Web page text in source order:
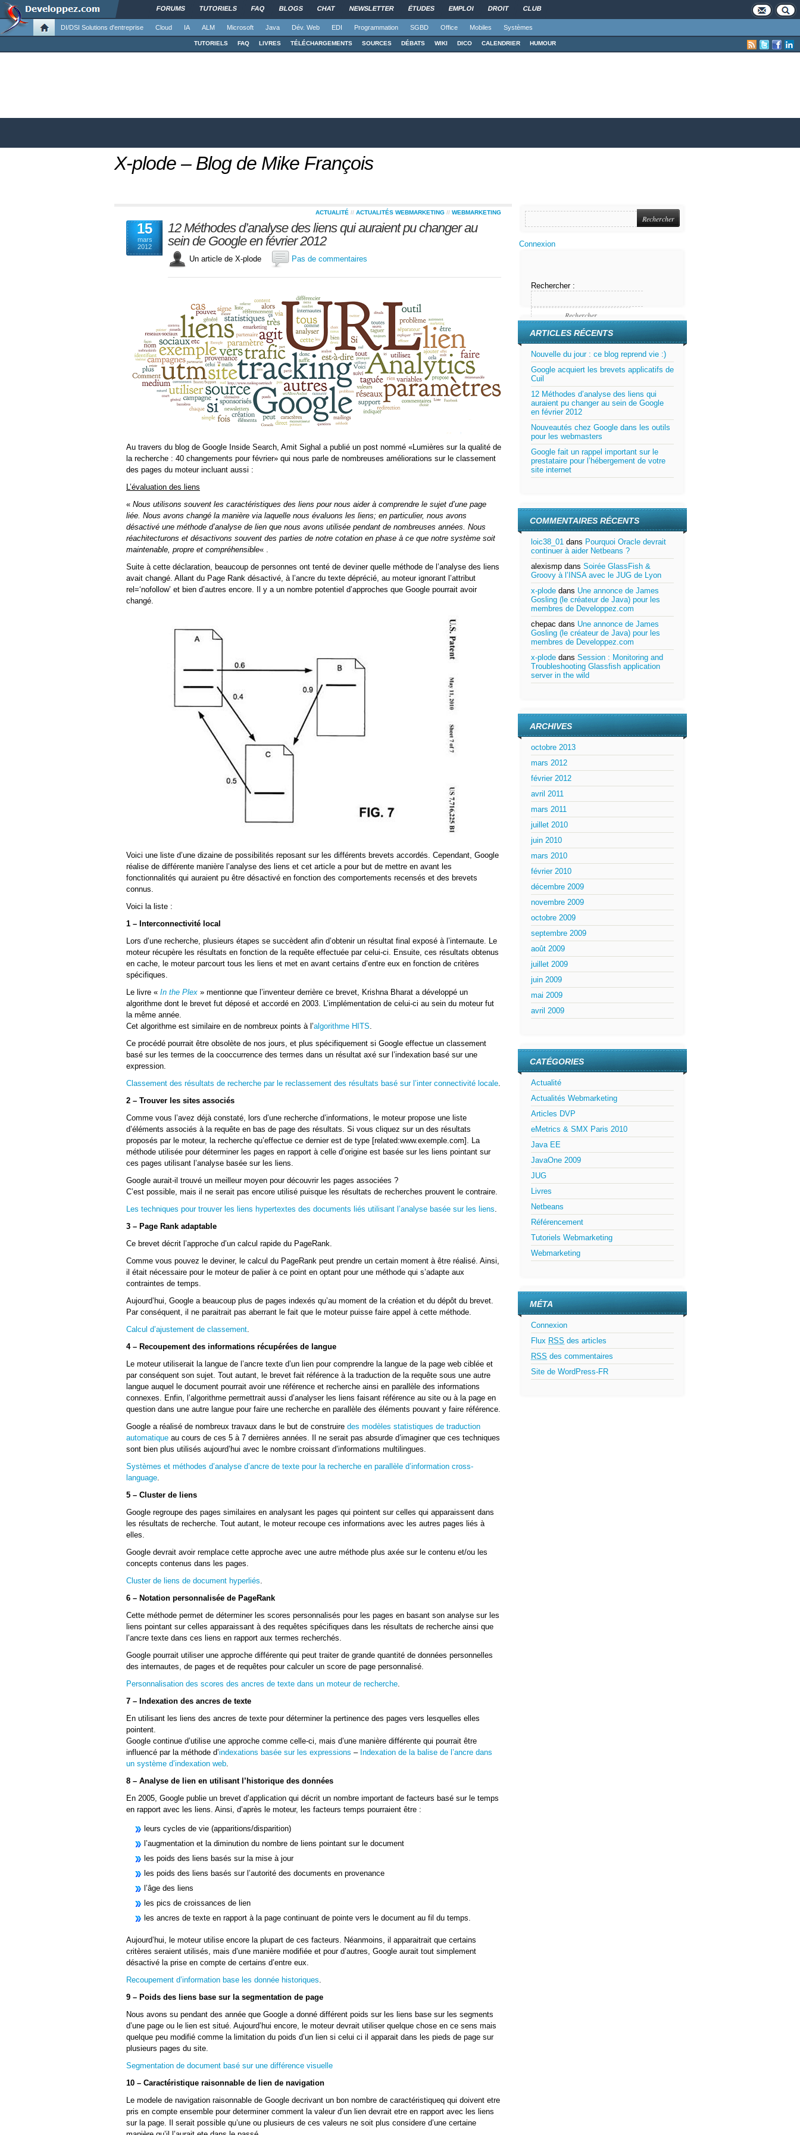
FORUMS TUTORIELS FAQ BLOGS CHAT NEWSLETTER ÉTUDES EMPLOI DROIT CLUB
DI/DSI Solutions d'entreprise Cloud IA ALM Microsoft Java Dév. Web EDI Programmation SGBD Office Mobiles Systèmes
TUTORIELS FAQ LIVRES TÉLÉCHARGEMENTS SOURCES DÉBATS WIKI DICO CALENDRIER HUMOUR
X-plode – Blog de Mike François
15
mars
2012
ACTUALITÉ // ACTUALITÉS WEBMARKETING // WEBMARKETING
12 Méthodes d’analyse des liens qui auraient pu changer au
sein de Google en février 2012
Un article de X-plode Pas de commentaires
Au travers du blog de Google Inside Search, Amit Sighal a publié un post nommé «Lumières sur la qualité de
la recherche : 40 changements pour février» qui nous parle de nombreuses améliorations sur le classement
des pages du moteur incluant aussi :
L’évaluation des liens
« Nous utilisons souvent les caractéristiques des liens pour nous aider à comprendre le sujet d’une page
liée. Nous avons changé la manière via laquelle nous évaluons les liens; en particulier, nous avons
désactivé une méthode d’analyse de lien que nous avons utilisée pendant de nombreuses années. Nous
réachitecturons et désactivons souvent des parties de notre cotation en phase à ce que notre système soit
maintenable, propre et compréhensible« .
Suite à cette déclaration, beaucoup de personnes ont tenté de deviner quelle méthode de l’analyse des liens
avait changé. Allant du Page Rank désactivé, à l’ancre du texte déprécié, au moteur ignorant l’attribut
rel=‘nofollow’ et bien d’autres encore. Il y a un nombre potentiel d’approches que Google pourrait avoir
changé.
Voici une liste d’une dizaine de possibilités reposant sur les différents brevets accordés. Cependant, Google
réalise de différente manière l’analyse des liens et cet article a pour but de mettre en avant les
fonctionnalités qui auraient pu être désactivé en fonction des comportements recensés et des brevets
connus.
Voici la liste :
1 – Interconnectivité local
Lors d’une recherche, plusieurs étapes se succèdent afin d’obtenir un résultat final exposé à l’internaute. Le
moteur récupère les résultats en fonction de la requête effectuée par celui-ci. Ensuite, ces résultats obtenus
en cache, le moteur parcourt tous les liens et met en avant certains d’entre eux en fonction de critères
spécifiques.
Le livre « In the Plex » mentionne que l’inventeur derrière ce brevet, Krishna Bharat a développé un
algorithme dont le brevet fut déposé et accordé en 2003. L’implémentation de celui-ci au sein du moteur fut
la même année.
Cet algorithme est similaire en de nombreux points à l’algorithme HITS.
Ce procédé pourrait être obsolète de nos jours, et plus spécifiquement si Google effectue un classement
basé sur les termes de la cooccurrence des termes dans un résultat axé sur l’indexation basé sur une
expression.
Classement des résultats de recherche par le reclassement des résultats basé sur l’inter connectivité locale.
2 – Trouver les sites associés
Comme vous l’avez déjà constaté, lors d’une recherche d’informations, le moteur propose une liste
d’éléments associés à la requête en bas de page des résultats. Si vous cliquez sur un des résultats
proposés par le moteur, la recherche qu’effectue ce dernier est de type [related:www.exemple.com]. La
méthode utilisée pour déterminer les pages en rapport à celle d’origine est basée sur les liens pointant sur
ces pages utilisant l’analyse basée sur les liens.
Google aurait-il trouvé un meilleur moyen pour découvrir les pages associées ?
C’est possible, mais il ne serait pas encore utilisé puisque les résultats de recherches prouvent le contraire.
Les techniques pour trouver les liens hypertextes des documents liés utilisant l’analyse basée sur les liens.
3 – Page Rank adaptable
Ce brevet décrit l’approche d’un calcul rapide du PageRank.
Comme vous pouvez le deviner, le calcul du PageRank peut prendre un certain moment à être réalisé. Ainsi,
il était nécessaire pour le moteur de palier à ce point en optant pour une méthode qui s’adapte aux
contraintes de temps.
Aujourd’hui, Google a beaucoup plus de pages indexés qu’au moment de la création et du dépôt du brevet.
Par conséquent, il ne paraitrait pas aberrant le fait que le moteur puisse faire appel à cette méthode.
Calcul d’ajustement de classement.
4 – Recoupement des informations récupérées de langue
Le moteur utiliserait la langue de l’ancre texte d’un lien pour comprendre la langue de la page web ciblée et
par conséquent son sujet. Tout autant, le brevet fait référence à la traduction de la requête sous une autre
langue auquel le document pourrait avoir une référence et recherche ainsi en parallèle des informations
connexes. Enfin, l’algorithme permettrait aussi d’analyser les liens faisant référence au site ou à la page en
question dans une autre langue pour faire une recherche en parallèle des éléments pouvant y faire référence.
Google a réalisé de nombreux travaux dans le but de construire des modèles statistiques de traduction
automatique au cours de ces 5 à 7 dernières années. Il ne serait pas absurde d’imaginer que ces techniques
sont bien plus utilisés aujourd’hui avec le nombre croissant d’informations multilingues.
Systèmes et méthodes d’analyse d’ancre de texte pour la recherche en parallèle d’information cross-
language.
5 – Cluster de liens
Google regroupe des pages similaires en analysant les pages qui pointent sur celles qui apparaissent dans
les résultats de recherche. Tout autant, le moteur recoupe ces informations avec les autres pages liés à
elles.
Google devrait avoir remplace cette approche avec une autre méthode plus axée sur le contenu et/ou les
concepts contenus dans les pages.
Cluster de liens de document hyperliés.
6 – Notation personnalisée de PageRank
Cette méthode permet de déterminer les scores personnalisés pour les pages en basant son analyse sur les
liens pointant sur celles apparaissant à des requêtes spécifiques dans les résultats de recherche ainsi que
l’ancre texte dans ces liens en rapport aux termes recherchés.
Google pourrait utiliser une approche différente qui peut traiter de grande quantité de données personnelles
des internautes, de pages et de requêtes pour calculer un score de page personnalisé.
Personnalisation des scores des ancres de texte dans un moteur de recherche.
7 – Indexation des ancres de texte
En utilisant les liens des ancres de texte pour déterminer la pertinence des pages vers lesquelles elles
pointent.
Google continue d’utilise une approche comme celle-ci, mais d’une manière différente qui pourrait être
influencé par la méthode d’indexations basée sur les expressions – Indexation de la balise de l’ancre dans
un système d’indexation web.
8 – Analyse de lien en utilisant l’historique des données
En 2005, Google publie un brevet d’application qui décrit un nombre important de facteurs basé sur le temps
en rapport avec les liens. Ainsi, d’après le moteur, les facteurs temps pourraient être :
leurs cycles de vie (apparitions/disparition)
l’augmentation et la diminution du nombre de liens pointant sur le document
les poids des liens basés sur la mise à jour
les poids des liens basés sur l’autorité des documents en provenance
l’âge des liens
les pics de croissances de lien
les ancres de texte en rapport à la page continuant de pointe vers le document au fil du temps.
Aujourd’hui, le moteur utilise encore la plupart de ces facteurs. Néanmoins, il apparaitrait que certains
critères seraient utilisés, mais d’une manière modifiée et pour d’autres, Google aurait tout simplement
désactivé la prise en compte de certains d’entre eux.
Recoupement d’information base les donnée historiques.
9 – Poids des liens base sur la segmentation de page
Nous avons su pendant des année que Google a donné différent poids sur les liens base sur les segments
d’une page ou le lien est situé. Aujourd’hui encore, le moteur devrait utiliser quelque chose en ce sens mais
quelque peu modifié comme la limitation du poids d’un lien si celui ci il apparait dans les pieds de page sur
plusieurs pages du site.
Segmentation de document basé sur une différence visuelle
10 – Caractéristique raisonnable de lien de navigation
Le modele de navigation raisonnable de Google decrivant un bon nombre de caractéristiqueq qui doivent etre
pris en compte ensemble pour determiner comment la valeur d’un lien devrait etre en rapport avec les liens
sur la page. Il serait possible qu’une ou plusieurs de ces valeurs ne soit plus considere d’une certaine
Connexion
Rechercher :
ARTICLES RÉCENTS
Nouvelle du jour : ce blog reprend vie :)
Google acquiert les brevets applicatifs de
Cuil
12 Méthodes d’analyse des liens qui
auraient pu changer au sein de Google
en février 2012
Nouveautés chez Google dans les outils
pour les webmasters
Google fait un rappel important sur le
prestataire pour l’hébergement de votre
site internet
COMMENTAIRES RÉCENTS
loic38_01 dans Pourquoi Oracle devrait
continuer à aider Netbeans ?
alexismp dans Soirée GlassFish &
Groovy à l’INSA avec le JUG de Lyon
x-plode dans Une annonce de James
Gosling (le créateur de Java) pour les
membres de Developpez.com
chepac dans Une annonce de James
Gosling (le créateur de Java) pour les
membres de Developpez.com
x-plode dans Session : Monitoring and
Troubleshooting Glassfish application
server in the wild
ARCHIVES
octobre 2013
mars 2012
février 2012
avril 2011
mars 2011
juillet 2010
juin 2010
mars 2010
février 2010
décembre 2009
novembre 2009
octobre 2009
septembre 2009
août 2009
juillet 2009
juin 2009
mai 2009
avril 2009
CATÉGORIES
Actualité
Actualités Webmarketing
Articles DVP
eMetrics & SMX Paris 2010
Java EE
JavaOne 2009
JUG
Livres
Netbeans
Référencement
Tutoriels Webmarketing
Webmarketing
MÉTA
Connexion
Flux RSS des articles
RSS des commentaires
Site de WordPress-FR